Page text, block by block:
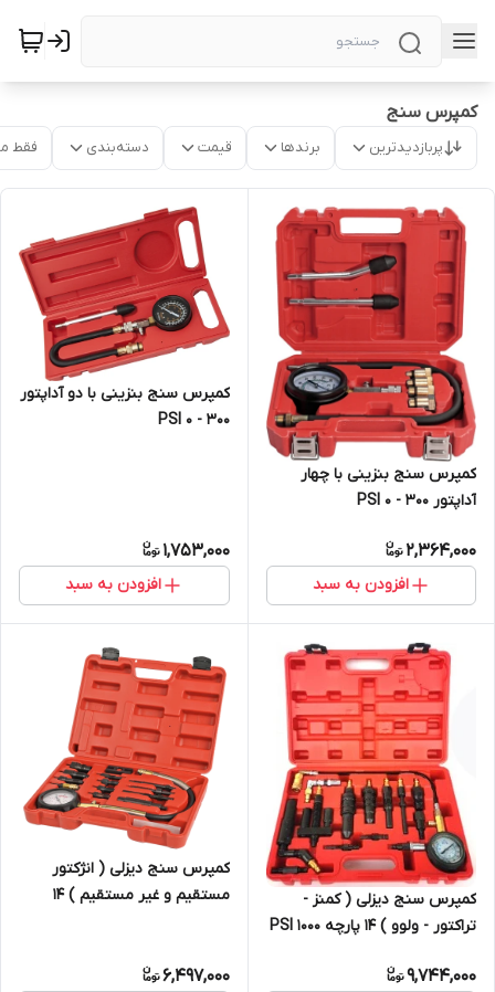
کمپرس سنج
پربازدیدترین برندها قیمت دسته‌بندی فقط
کمپرس سنج بنزینی با چهار
آداپتور 300 - 0 PSI
2,364,000
افزودن به سبد
کمپرس سنج بنزینی با دو آداپتور
300 - 0 PSI
1,753,000
افزودن به سبد
کمپرس سنج دیزلی ( کمنز -
تراکتور - ولوو ) 14 پارچه 1000 PSI
9,744,000
کمپرس سنج دیزلی ( انژکتور
مستقیم و غیر مستقیم ) 14
6,497,000